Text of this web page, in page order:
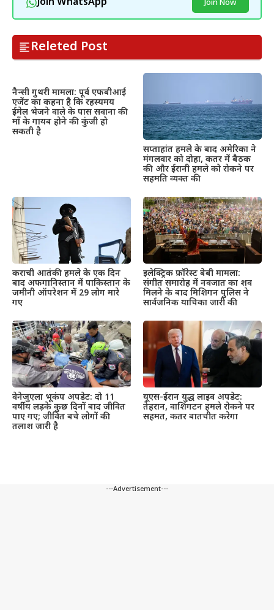
Join WhatsApp Join Now
Releted Post
नैन्सी गुथरी मामला: पूर्व एफबीआई
एजेंट का कहना है कि रहस्यमय
ईमेल भेजने वाले के पास सवाना की
माँ के गायब होने की कुंजी हो
सकती है
सप्ताहांत हमले के बाद अमेरिका ने
मंगलवार को दोहा, कतर में बैठक
की और ईरानी हमले को रोकने पर
सहमति व्यक्त की
कराची आतंकी हमले के एक दिन
बाद अफगानिस्तान में पाकिस्तान के
जमीनी ऑपरेशन में 29 लोग मारे
गए
इलेक्ट्रिक फ़ॉरेस्ट बेबी मामला:
संगीत समारोह में नवजात का शव
मिलने के बाद मिशिगन पुलिस ने
सार्वजनिक याचिका जारी की
वेनेजुएला भूकंप अपडेट: दो 11
वर्षीय लड़के कुछ दिनों बाद जीवित
पाए गए; जीवित बचे लोगों की
तलाश जारी है
यूएस-ईरान युद्ध लाइव अपडेट:
तेहरान, वाशिंगटन हमले रोकने पर
सहमत, कतर बातचीत करेगा
---Advertisement---